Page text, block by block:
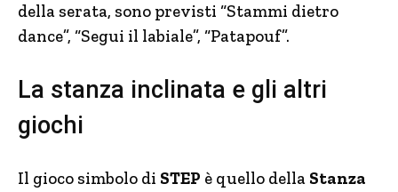
della serata, sono previsti “Stammi dietro
dance”, “Segui il labiale”, “Patapouf”.
La stanza inclinata e gli altri
giochi
Il gioco simbolo di STEP è quello della Stanza